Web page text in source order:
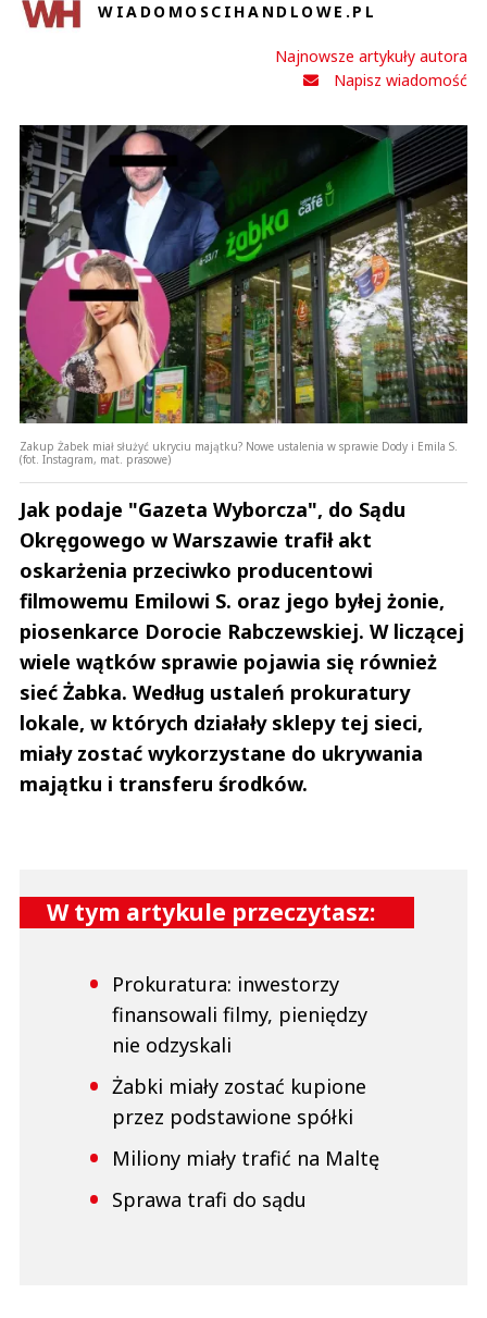
WIADOMOSCIHANDLOWE.PL
Najnowsze artykuły autora
Napisz wiadomość
Zakup Żabek miał służyć ukryciu majątku? Nowe ustalenia w sprawie Dody i Emila S.
(fot. Instagram, mat. prasowe)
Jak podaje "Gazeta Wyborcza", do Sądu
Okręgowego w Warszawie trafił akt
oskarżenia przeciwko producentowi
filmowemu Emilowi S. oraz jego byłej żonie,
piosenkarce Dorocie Rabczewskiej. W liczącej
wiele wątków sprawie pojawia się również
sieć Żabka. Według ustaleń prokuratury
lokale, w których działały sklepy tej sieci,
miały zostać wykorzystane do ukrywania
majątku i transferu środków.
W tym artykule przeczytasz:
Prokuratura: inwestorzy
finansowali filmy, pieniędzy
nie odzyskali
Żabki miały zostać kupione
przez podstawione spółki
Miliony miały trafić na Maltę
Sprawa trafi do sądu